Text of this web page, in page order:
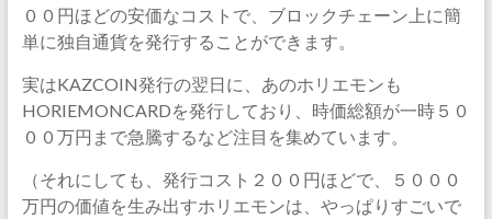
００円ほどの安価なコストで、ブロックチェーン上に簡
単に独自通貨を発行することができます。
実はKAZCOIN発行の翌日に、あのホリエモンも
HORIEMONCARDを発行しており、時価総額が一時５０
００万円まで急騰するなど注目を集めています。
（それにしても、発行コスト２００円ほどで、５０００
万円の価値を生み出すホリエモンは、やっぱりすごいで